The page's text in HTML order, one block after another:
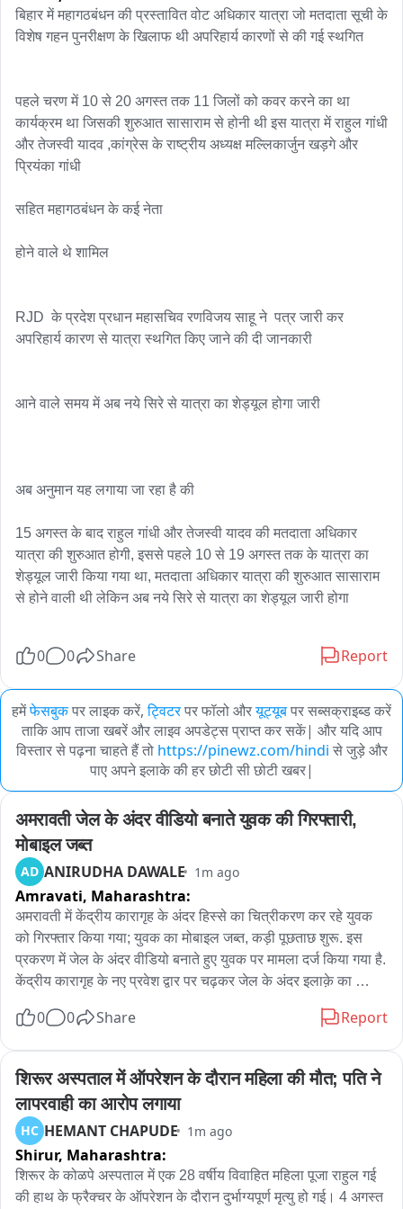
बिहार में महागठबंधन की प्रस्तावित वोट अधिकार यात्रा जो मतदाता सूची के
विशेष गहन पुनरीक्षण के खिलाफ थी अपरिहार्य कारणों से की गई स्थगित
पहले चरण में 10 से 20 अगस्त तक 11 जिलों को कवर करने का था
कार्यक्रम था जिसकी शुरुआत सासाराम से होनी थी इस यात्रा में राहुल गांधी
और तेजस्वी यादव ,कांग्रेस के राष्ट्रीय अध्यक्ष मल्लिकार्जुन खड़गे और
प्रियंका गांधी
सहित महागठबंधन के कई नेता
होने वाले थे शामिल
RJD  के प्रदेश प्रधान महासचिव रणविजय साहू ने  पत्र जारी कर
अपरिहार्य कारण से यात्रा स्थगित किए जाने की दी जानकारी
आने वाले समय में अब नये सिरे से यात्रा का शेड्यूल होगा जारी
अब अनुमान यह लगाया जा रहा है की
15 अगस्त के बाद राहुल गांधी और तेजस्वी यादव की मतदाता अधिकार
यात्रा की शुरुआत होगी, इससे पहले 10 से 19 अगस्त तक के यात्रा का
शेड्यूल जारी किया गया था, मतदाता अधिकार यात्रा की शुरुआत सासाराम
से होने वाली थी लेकिन अब नये सिरे से यात्रा का शेड्यूल जारी होगा
0 0 Share Report
हमेंफेसबुकपर लाइक करें, ट्विटरपर फॉलो औरयूट्यूबपर सब्सक्राइब्ड करें
ताकि आप ताजा खबरें और लाइव अपडेट्स प्राप्त कर सकें| और यदि आप
विस्तार से पढ़ना चाहते हैं तो https://pinewz.com/hindi से जुड़े और
पाए अपने इलाके की हर छोटी सी छोटी खबर|
अमरावती जेल के अंदर वीडियो बनाते युवक की गिरफ्तारी,
मोबाइल जब्त
AD ANIRUDHA DAWALE 1m ago
Amravati, Maharashtra:
अमरावती में केंद्रीय कारागृह के अंदर हिस्से का चित्रीकरण कर रहे युवक
को गिरफ्तार किया गया; युवक का मोबाइल जब्त, कड़ी पूछताछ शुरू. इस
प्रकरण में जेल के अंदर वीडियो बनाते हुए युवक पर मामला दर्ज किया गया है.
केंद्रीय कारागृह के नए प्रवेश द्वार पर चढ़कर जेल के अंदर इलाक़े का
कड़ी पूछताछ शुरू कर दी है, ताकि पूछताछ में आगे क्या जानकारी निकलती
0 0 Share Report
शिरूर अस्पताल में ऑपरेशन के दौरान महिला की मौत; पति ने
लापरवाही का आरोप लगाया
HC HEMANT CHAPUDE 1m ago
Shirur, Maharashtra:
शिरूर के कोळपे अस्पताल में एक 28 वर्षीय विवाहित महिला पूजा राहुल गई
की हाथ के फ्रैक्चर के ऑपरेशन के दौरान दुर्भाग्यपूर्ण मृत्यु हो गई। 4 अगस्त